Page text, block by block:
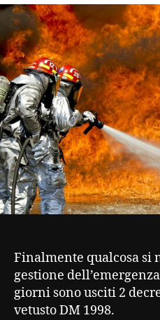
Finalmente qualcosa si
gestione
giorni sono usciti 2
vetusto DM 1998.